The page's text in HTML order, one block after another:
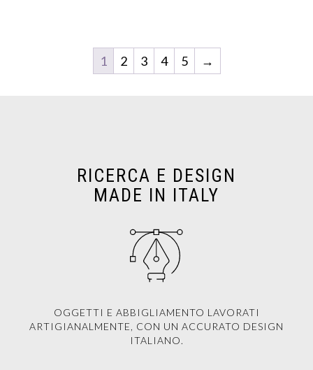
1 2 3 4 5 →
RICERCA E DESIGN
MADE IN ITALY
OGGETTI E ABBIGLIAMENTO LAVORATI
ARTIGIANALMENTE, CON UN ACCURATO DESIGN
ITALIANO.